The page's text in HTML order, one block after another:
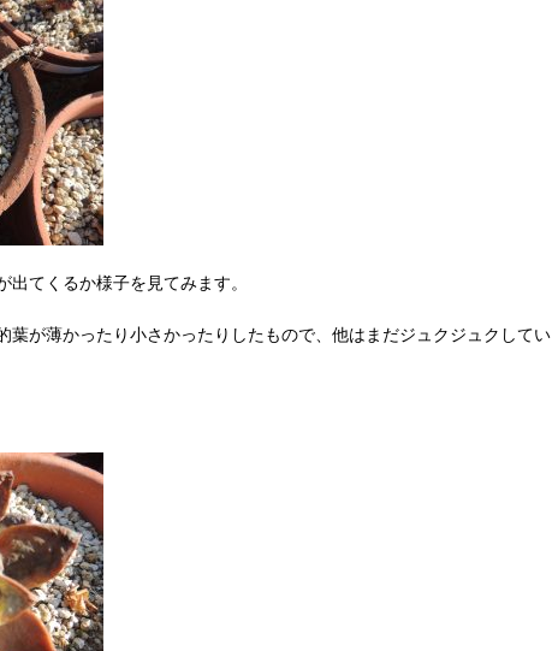
てくるか様子を見てみます。
葉が薄かったり小さかったりしたもので、他はまだジュクジュクしてい